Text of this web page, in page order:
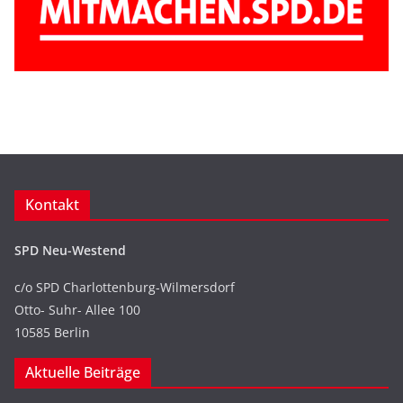
Kontakt
SPD Neu-Westend
c/o SPD Charlottenburg-Wilmersdorf
Otto- Suhr- Allee 100
10585 Berlin
Aktuelle Beiträge